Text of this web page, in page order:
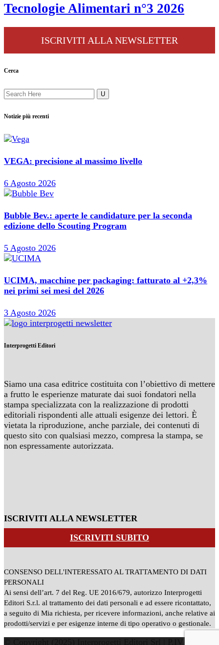
Tecnologie Alimentari n°3 2026
ISCRIVITI ALLA NEWSLETTER
Cerca
Notizie più recenti
VEGA: precisione al massimo livello
6 Agosto 2026
Bubble Bev.: aperte le candidature per la seconda
edizione dello Scouting Program
5 Agosto 2026
UCIMA, macchine per packaging: fatturato al +2,3%
nei primi sei mesi del 2026
3 Agosto 2026
Interprogetti Editori
Siamo una casa editrice costituita con l’obiettivo di mettere
a frutto le esperienze maturate dai suoi fondatori nella
stampa specializzata con la realizzazione di prodotti
editoriali rispondenti alle attuali esigenze dei lettori. È
vietata la riproduzione, anche parziale, dei contenuti di
questo sito con qualsiasi mezzo, compresa la stampa, se
non espressamente autorizzata.
ISCRIVITI ALLA NEWSLETTER
ISCRIVITI SUBITO
CONSENSO DELL'INTERESSATO AL TRATTAMENTO DI DATI
PERSONALI
Ai sensi dell’art. 7 del Reg. UE 2016/679, autorizzo Interprogetti
Editori S.r.l. al trattamento dei dati personali e ad essere ricontattato,
a seguito di Mia richiesta, per ricevere informazioni, anche relative ai
prodotti/servizi e per esigenze interne di tipo operativo o gestionale.